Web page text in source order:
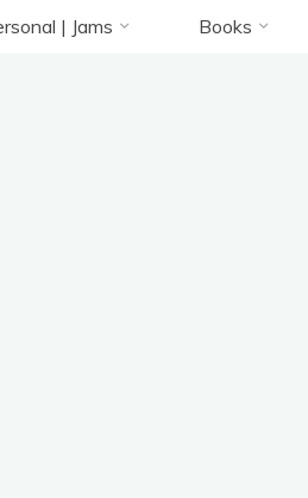
| Jams Books
nylon
AccueilArticles étiquetés "bas nylon"